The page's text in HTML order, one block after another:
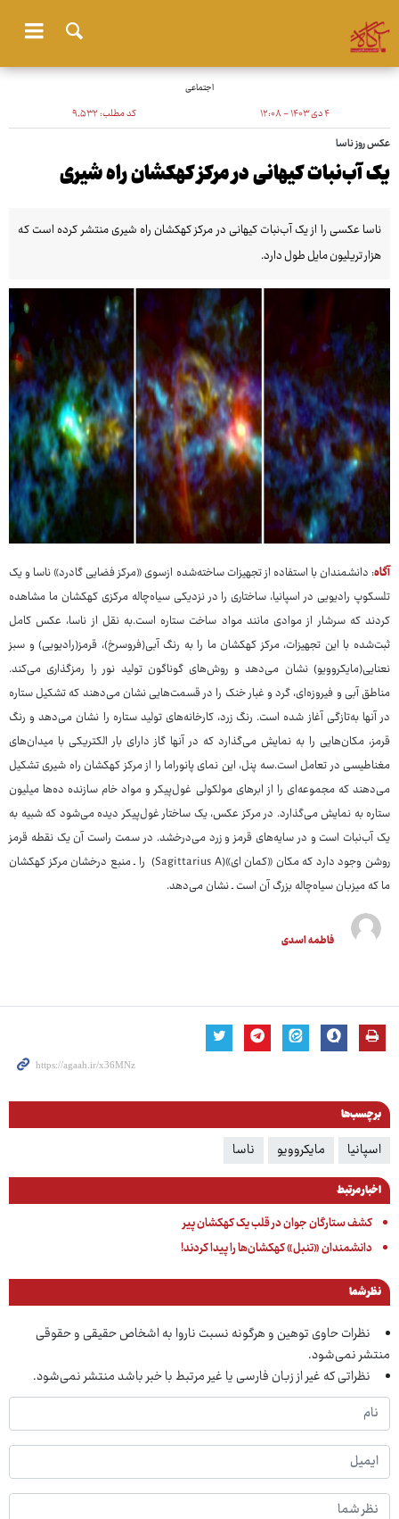
اجتماعی
۴ دی ۱۴۰۳ - ۱۲:۰۸ کد مطلب:۹٬۵۳۲
عکس روز ناسا
یک آب‌نبات کیهانی در مرکز کهکشان راه شیری
ناسا عکسی را از یک آب‌نبات کیهانی در مرکز کهکشان راه شیری منتشر کرده است که
هزار تریلیون مایل طول دارد.
آگاه: دانشمندان با استفاده از تجهیزات ساخته‌شده ازسوی «مرکز فضایی گادرد» ناسا و یک
تلسکوپ رادیویی در اسپانیا، ساختاری را در نزدیکی سیاه‌چاله مرکزی کهکشان ما مشاهده
کردند که سرشار از موادی مانند مواد ساخت ستاره است.به نقل از ناسا، عکس کامل
ثبت‌شده با این تجهیزات، مرکز کهکشان ما را به رنگ آبی(فروسرخ)، قرمز(رادیویی) و سبز
نعنایی(مایکروویو) نشان می‌دهد و روش‌های گوناگون تولید نور را رمزگذاری می‌کند.
مناطق آبی و فیروزه‌ای، گرد و غبار خنک را در قسمت‌هایی نشان می‌دهند که تشکیل ستاره
در آنها به‌تازگی آغاز شده است. رنگ زرد، کارخانه‌های تولید ستاره را نشان می‌دهد و رنگ
قرمز، مکان‌هایی را به نمایش می‌گذارد که در آنها گاز دارای بار الکتریکی با میدان‌های
مغناطیسی در تعامل است.سه پنل، این نمای پانوراما را از مرکز کهکشان راه شیری تشکیل
می‌دهند که مجموعه‌ای را از ابرهای مولکولی غول‌پیکر و مواد خام سازنده ده‌ها میلیون
ستاره به نمایش می‌گذارد. در مرکز عکس، یک ساختار غول‌پیکر دیده می‌شود که شبیه به
یک آب‌نبات است و در سایه‌های قرمز و زرد می‌درخشد. در سمت راست آن یک نقطه قرمز
روشن وجود دارد که مکان «کمان ای»(Sagittarius A) را ـ منبع درخشان مرکز کهکشان
ما که میزبان سیاه‌چاله بزرگ آن است ـ نشان می‌دهد.
فاطمه اسدی
برچسب‌ها
اسپانیا مایکروویو ناسا
اخبار مرتبط
کشف ستارگان جوان در قلب یک کهکشان پیر
دانشمندان «تنبل» کهکشان‌ها را پیدا کردند!
نظر شما
نظرات حاوی توهین و هرگونه نسبت ناروا به اشخاص حقیقی و حقوقی
منتشر نمی‌شود.
نظراتی که غیر از زبان فارسی یا غیر مرتبط با خبر باشد منتشر نمی‌شود.